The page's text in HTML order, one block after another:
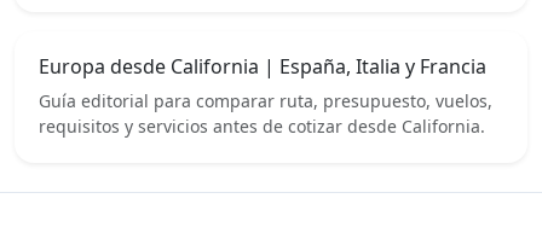
Europa desde California | España, Italia y Francia
Guía editorial para comparar ruta, presupuesto, vuelos,
requisitos y servicios antes de cotizar desde California.